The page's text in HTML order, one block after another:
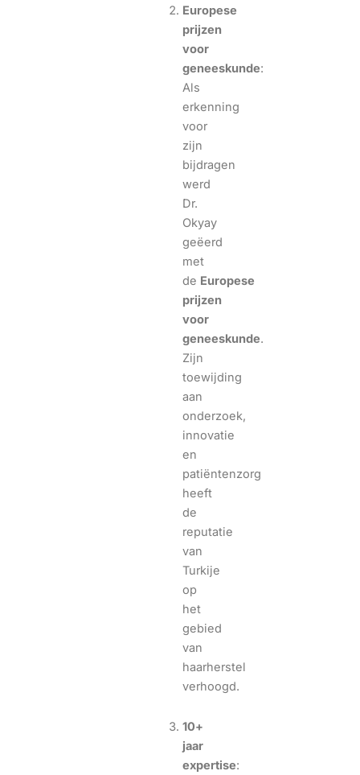
Europese
prijzen
voor
geneeskunde:
Als
erkenning
voor
zijn
bijdragen
werd
Dr.
Okyay
geëerd
met
de Europese
prijzen
voor
geneeskunde.
Zijn
toewijding
aan
onderzoek,
innovatie
en
patiëntenzorg
heeft
de
reputatie
van
Turkije
op
het
gebied
van
haarherstel
verhoogd.
10+
jaar
expertise: